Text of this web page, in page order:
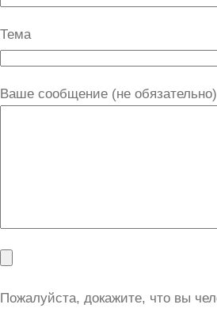
Тема
Ваше сообщение (не обязательно)
Пожалуйста, докажите, что вы